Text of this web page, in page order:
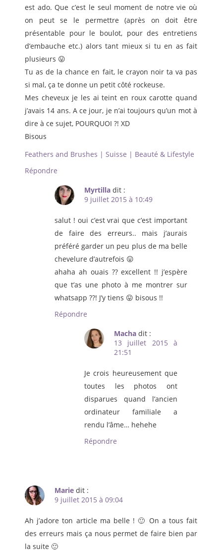
est ado. Que c’est le seul moment de notre vie où
on peut se le permettre (après on doit être
présentable pour le boulot, pour des entretiens
d’embauche etc.) alors tant mieux si tu en as fait
plusieurs 😛
Tu as de la chance en fait, le crayon noir ta va pas
si mal, ça te donne un petit côté rockeuse.
Mes cheveux je les ai teint en roux carotte quand
j’avais 14 ans. A ce jour, je n’ai toujours qu’un mot à
dire à ce sujet, POURQUOI ?! XD
Bisous
Feathers and Brushes | Suisse | Beauté & Lifestyle
Répondre
Myrtilla dit :
9 juillet 2015 à 10:49
salut ! oui c’est vrai que c’est important
de faire des erreurs.. mais j’aurais
préféré garder un peu plus de ma belle
chevelure d’autrefois 😛
ahaha ah ouais ?? excellent !! j’espère
que t’as une photo à me montrer sur
whatsapp ??! J’y tiens 😛 bisous !!
Répondre
Macha dit :
13 juillet 2015 à
21:51
Je crois heureusement que
toutes les photos ont
disparues quand l’ancien
ordinateur familiale a
rendu l’âme… hehehe
Répondre
Marie dit :
9 juillet 2015 à 09:04
Ah j’adore ton article ma belle ! 🙂 On a tous fait
des erreurs mais ça nous permet de faire bien par
la suite 🙂